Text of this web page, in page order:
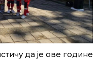
да је ове године